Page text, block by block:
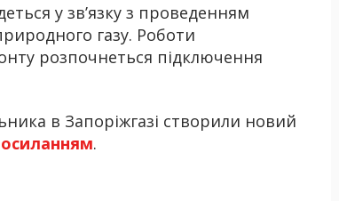
у зв’язку з проведенням
газу. Роботи
розпочнеться підключення
в Запоріжгазі створили новий
.